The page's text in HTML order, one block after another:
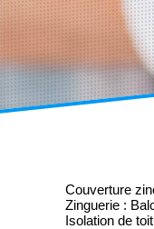
Couverture
Zinguerie :
Isolation de